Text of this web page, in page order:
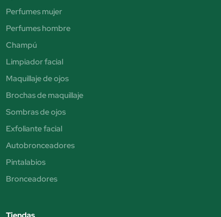
Perfumes mujer
Perfumes hombre
Champú
Limpiador facial
Maquillaje de ojos
Brochas de maquillaje
Sombras de ojos
Exfoliante facial
Autobronceadores
Pintalabios
Bronceadores